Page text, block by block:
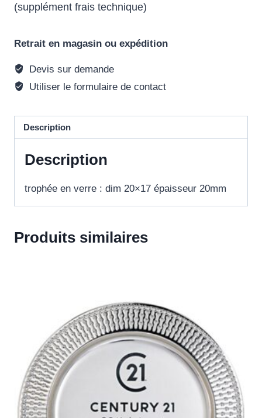
(supplément frais technique)
Retrait en magasin ou expédition
Devis sur demande
Utiliser le formulaire de contact
Description
Description
trophée en verre : dim 20×17 épaisseur 20mm
Produits similaires